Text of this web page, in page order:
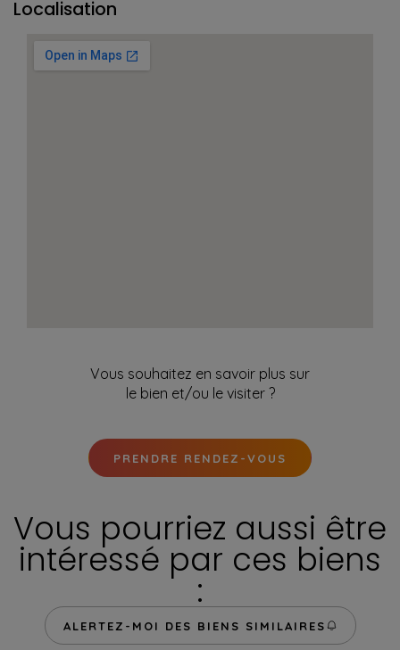
Localisation
Vous souhaitez en savoir plus sur
le bien et/ou le visiter ?
PRENDRE RENDEZ-VOUS
Vous pourriez aussi être
intéressé par ces biens
:
ALERTEZ-MOI DES BIENS SIMILAIRES